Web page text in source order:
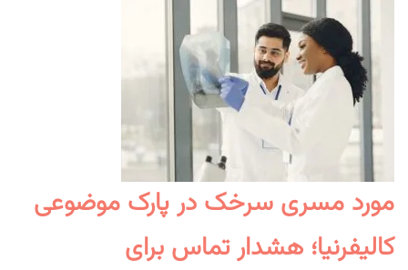
مورد مسری سرخک در پارک موضوعی
کالیفرنیا؛ هشدار تماس برای